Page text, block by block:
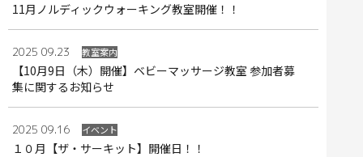
11月ノルディックウォーキング教室開催！！
2025 09.23 教室案内
【10月9日（木）開催】ベビーマッサージ教室 参加者募
集に関するお知らせ
2025 09.16 イベント
１０月【ザ・サーキット】開催日！！